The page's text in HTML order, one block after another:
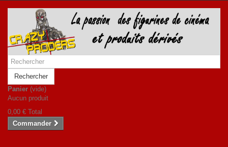
Rechercher
Panier (vide)
Aucun produit
0,00 € Total
Commander